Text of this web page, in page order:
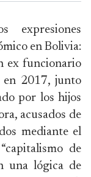
expresiones
en Bolivia:
ex funcionario
en 2017, junto
por los hijos
acusados de
mediante el
de
una lógica de